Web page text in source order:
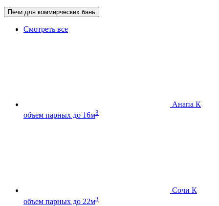
Печи для коммерческих бань
Смотреть все
Анапа К
объем парных до 16м3
Сочи К
объем парных до 22м3